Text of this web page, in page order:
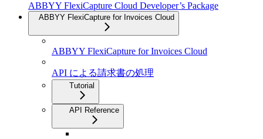
ABBYY FlexiCapture Cloud Developer’s Package
ABBYY FlexiCapture for Invoices Cloud
ABBYY FlexiCapture for Invoices Cloud
API による請求書の処理
Tutorial
API Reference